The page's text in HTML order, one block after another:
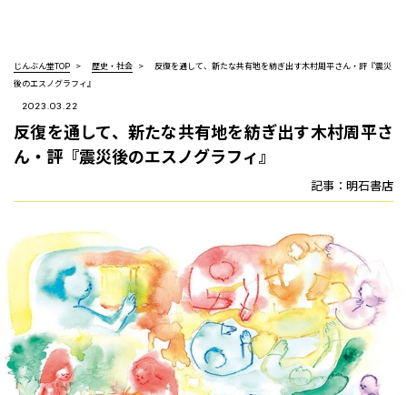
じんぶん堂TOP 歴史・社会
反復を通して、新たな共有地を紡ぎ出す――木村周平さん・評『震災
後のエスノグラフィ』
2023.03.22
反復を通して、新たな共有地を紡ぎ出す――木村周平さ
ん・評『震災後のエスノグラフィ』
記事：明石書店